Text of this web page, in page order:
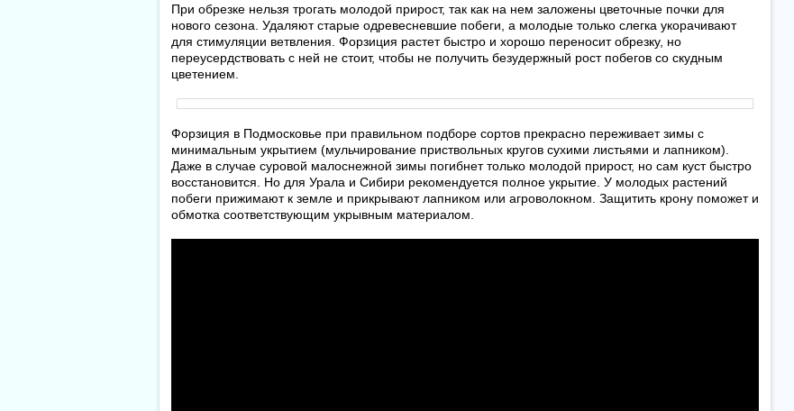
При обрезке нельзя трогать молодой прирост, так как на нем заложены цветочные почки для
нового сезона. Удаляют старые одревесневшие побеги, а молодые только слегка укорачивают
для стимуляции ветвления. Форзиция растет быстро и хорошо переносит обрезку, но
переусердствовать с ней не стоит, чтобы не получить безудержный рост побегов со скудным
цветением.
Форзиция в Подмосковье при правильном подборе сортов прекрасно переживает зимы с
минимальным укрытием (мульчирование приствольных кругов сухими листьями и лапником).
Даже в случае суровой малоснежной зимы погибнет только молодой прирост, но сам куст быстро
восстановится. Но для Урала и Сибири рекомендуется полное укрытие. У молодых растений
побеги прижимают к земле и прикрывают лапником или агроволокном. Защитить крону поможет и
обмотка соответствующим укрывным материалом.